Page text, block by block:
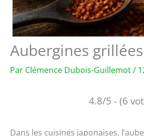
Aubergines
Par Clémence Dubois-Guillemot/
4.8/5 - (6
Dans les cuisines japonaises,